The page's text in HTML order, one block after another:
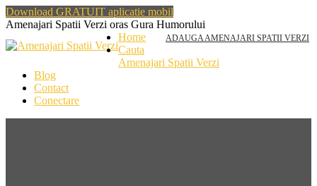
Download GRATUIT aplicatie mobil
Amenajari Spatii Verzi oras Gura Humorului
ADAUGA AMENAJARI SPATII VERZI
Home
Cauta
Amenajari Spatii Verzi
Blog
Contact
Conectare